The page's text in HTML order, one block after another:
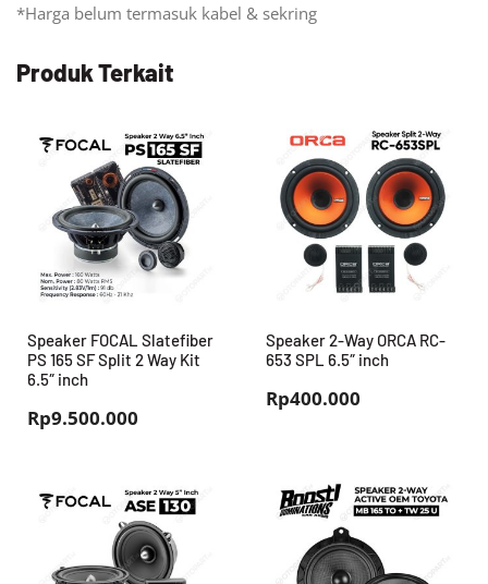
*Harga belum termasuk kabel & sekring
Produk Terkait
Speaker FOCAL Slatefiber
PS 165 SF Split 2 Way Kit
6.5″ inch
Rp9.500.000
Speaker 2-Way ORCA RC-
653 SPL 6.5″ inch
Rp400.000